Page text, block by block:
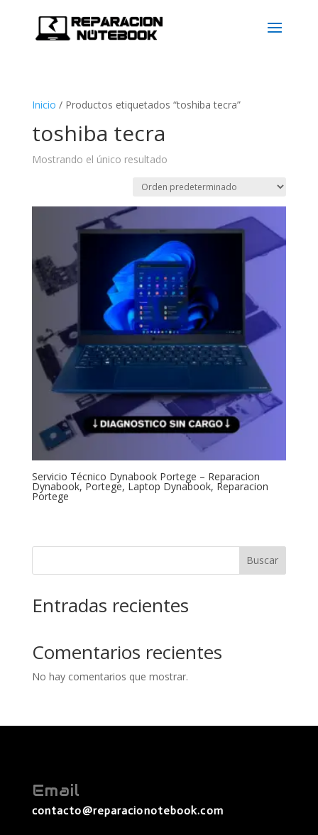
Inicio / Productos etiquetados “toshiba tecra”
toshiba tecra
Mostrando el único resultado
Servicio Técnico Dynabook Portege – Reparacion
Dynabook, Portege, Laptop Dynabook, Reparacion
Portege
Buscar
Entradas recientes
Comentarios recientes
No hay comentarios que mostrar.
Email
contacto@reparacionotebook.com